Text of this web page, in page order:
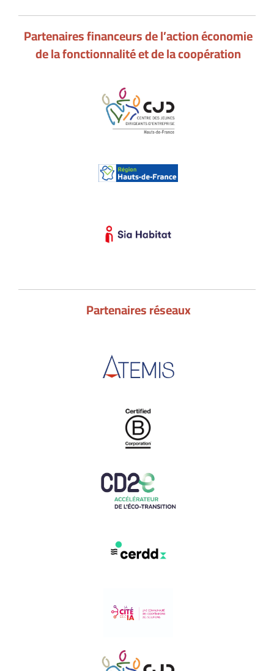
Partenaires financeurs de l’action économie
de la fonctionnalité et de la coopération
Partenaires réseaux